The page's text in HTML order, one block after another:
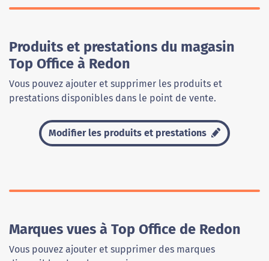
Produits et prestations du magasin
Top Office à Redon
Vous pouvez ajouter et supprimer les produits et
prestations disponibles dans le point de vente.
Modifier les produits et prestations
Marques vues à Top Office de Redon
Vous pouvez ajouter et supprimer des marques